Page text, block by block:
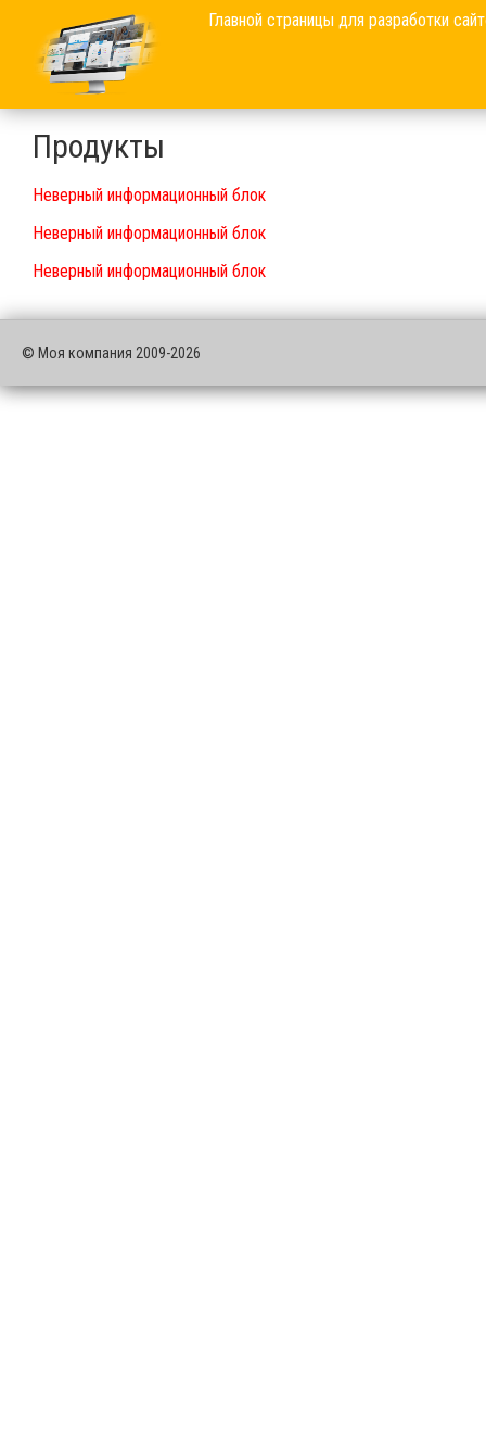
Главной страницы для разработки
Продукты
Неверный информационный блок
Неверный информационный блок
Неверный информационный блок
© Моя компания 2009-2026